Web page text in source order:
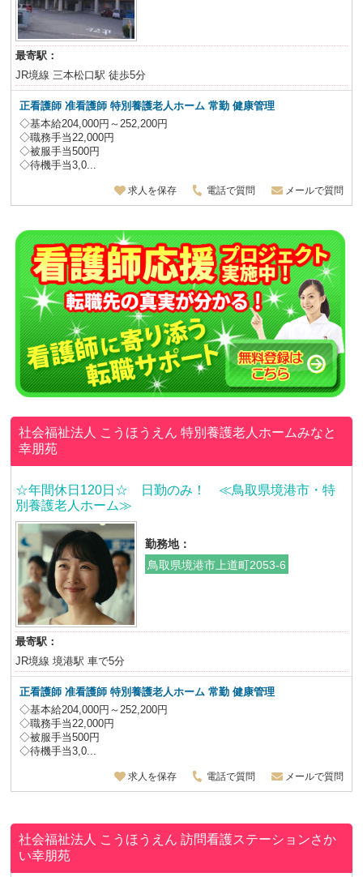
最寄駅：
JR境線 三本松口駅 徒歩5分
正看護師 准看護師 特別養護老人ホーム常勤 健康管理
◇基本給204,000円～252,200円
◇職務手当22,000円
◇被服手当500円
◇待機手当3,0...
求人を保存 電話で質問 メールで質問
社会福祉法人 こうほうえん特別養護老人ホームみなと
幸朋苑
☆年間休日120日☆ 日勤のみ！ ≪鳥取県境港市・特
別養護老人ホーム≫
勤務地：
鳥取県境港市上道町2053-6
最寄駅：
JR境線 境港駅 車で5分
正看護師 准看護師 特別養護老人ホーム 常勤 健康管理
◇基本給204,000円～252,200円
◇職務手当22,000円
◇被服手当500円
◇待機手当3,0...
求人を保存 電話で質問 メールで質問
社会福祉法人 こうほうえん訪問看護ステーションさか
い幸朋苑